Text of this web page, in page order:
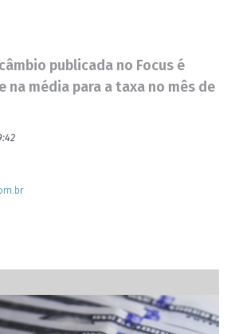
publicada no Focus é
na média para a taxa no mês de